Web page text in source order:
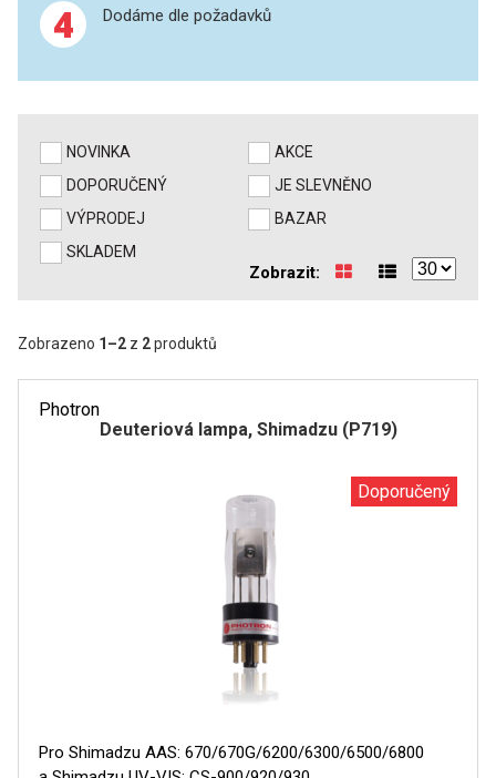
LISOVÁNÍ
UV-VIS FLUO
DETEKTORY HPLC
VÝBOJKY PRO UV/VIS
KYVETY
PŘÍPRAVA VZORKŮ
MIKROVLNNÝ ROZKLAD
TLAKOVÉ AUTOKLÁVY
REAKČNÍ AUTOKLÁVY
SPEX MLETÍ
4 Dodáme dle požadavků
NOVINKA
AKCE
DOPORUČENÝ
JE SLEVNĚNO
VÝPRODEJ
BAZAR
SKLADEM
Zobrazit:
Zobrazeno 1 –2 z 2produktů
Photron
Deuteriová lampa, Shimadzu (P719)
Doporučený
Pro Shimadzu AAS: 670/670G/6200/6300/6500/6800